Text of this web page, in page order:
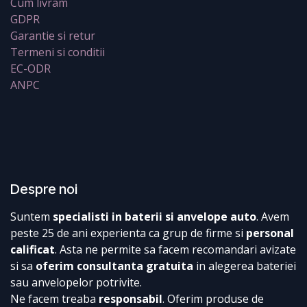
GDPR
Garantie si retur
Termeni si conditii
EC-ODR
ANPC
Despre noi
Suntem specialisti in baterii si anvelope auto. Avem
peste 25 de ani experienta ca grup de firme si personal
calificat. Asta ne permite sa facem recomandari avizate
si sa oferim consultanta gratuita in alegerea bateriei
sau anvelopelor potrivite.
Ne facem treaba responsabil. Oferim produse de